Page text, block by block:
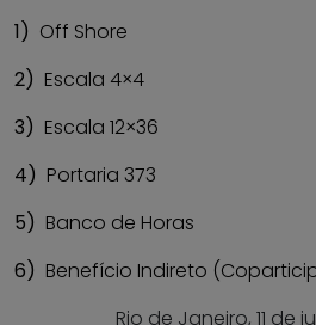
1) Off Shore
2) Escala 4×4
3) Escala 12×36
4) Portaria 373
5) Banco de Horas
6) Benefício Indireto
Rio de Janeiro, 11 de